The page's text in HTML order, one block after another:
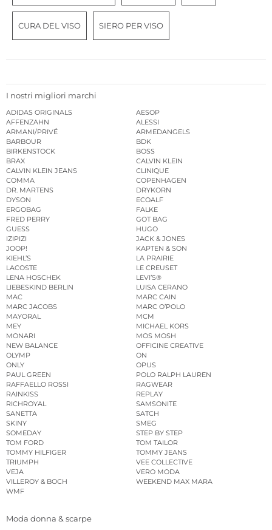
CURA DEL VISO SIERO PER VISO
I nostri migliori marchi
ADIDAS ORIGINALS
AESOP
AFFENZAHN
ALESSI
ARMANI/PRIVÉ
ARMEDANGELS
BARBOUR
BDK
BIRKENSTOCK
BOSS
BRAX
CALVIN KLEIN
CALVIN KLEIN JEANS
CLINIQUE
COMMA
COPENHAGEN
DR. MARTENS
DRYKORN
DYSON
ECOALF
ERGOBAG
FALKE
FRED PERRY
GOT BAG
GUESS
HUGO
IZIPIZI
JACK & JONES
JOOP!
KAPTEN & SON
KIEHL’S
LA PRAIRIE
LACOSTE
LE CREUSET
LENA HOSCHEK
LEVI’S®
LIEBESKIND BERLIN
LUISA CERANO
MAC
MARC CAIN
MARC JACOBS
MARC O’POLO
MAYORAL
MCM
MEY
MICHAEL KORS
MONARI
MOS MOSH
NEW BALANCE
OFFICINE CREATIVE
OLYMP
ON
ONLY
OPUS
PAUL GREEN
POLO RALPH LAUREN
RAFFAELLO ROSSI
RAGWEAR
RAINKISS
REPLAY
RICHROYAL
SAMSONITE
SANETTA
SATCH
SKINY
SMEG
SOMEDAY
STEP BY STEP
TOM FORD
TOM TAILOR
TOMMY HILFIGER
TOMMY JEANS
TRIUMPH
VEE COLLECTIVE
VEJA
VERO MODA
VILLEROY & BOCH
WEEKEND MAX MARA
WMF
Moda donna & scarpe